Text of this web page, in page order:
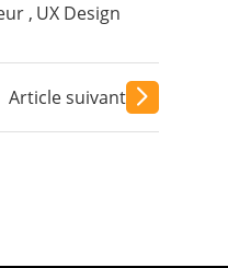
, UX Design
Article suivant